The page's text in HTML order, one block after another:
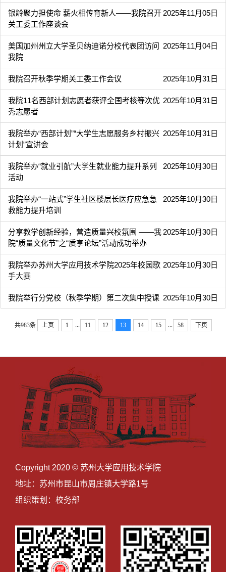
2025年11月05日
银龄聚力担使命 薪火相传育新人——我院召开
关工委工作座谈会
2025年11月04日
美国加州州立大学圣贝纳迪诺分校代表团访问
我院
2025年10月31日
我院召开秋季学期关工委工作会议
2025年10月31日
我院11名西部计划志愿者获评全国考核等次优
秀志愿者
2025年10月31日
我院举办“西部计划”“大学生志愿服务乡村振兴
计划”宣讲会
2025年10月30日
我院举办“就业引航”大学生就业能力提升系列
活动
2025年10月30日
我院举办“一站式”学生社区楼层长医疗应急急
救能力提升培训
2025年10月30日
分享教学创新经验，营造质量兴校氛围 ——我
院“质量文化节”之“质享论坛”活动成功举办
2025年10月30日
我院举办苏州大学应用技术学院2025年校园歌
手大赛
2025年10月30日
我院举行分党校（秋季学期）第二次集中授课
共983条 上页 1 11 12 13 14 15 58 下页
Copyright 2020 © 苏州大学应用技术学院
地址：苏州市昆山市周庄镇大学路1号
组织策划：校务部